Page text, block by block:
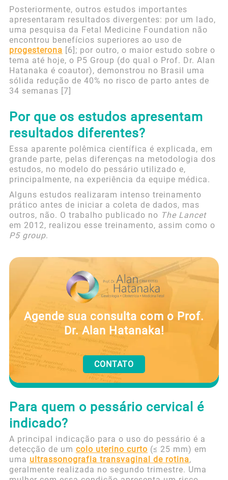
Posteriormente, outros estudos importantes
apresentaram resultados divergentes: por um lado,
uma pesquisa da Fetal Medicine Foundation não
encontrou benefícios superiores ao uso de
progesterona [6]; por outro, o maior estudo sobre o
tema até hoje, o P5 Group (do qual o Prof. Dr. Alan
Hatanaka é coautor), demonstrou no Brasil uma
sólida redução de 40% no risco de parto antes de
34 semanas [7]
Por que os estudos apresentam
resultados diferentes?
Essa aparente polêmica científica é explicada, em
grande parte, pelas diferenças na metodologia dos
estudos, no modelo do pessário utilizado e,
principalmente, na experiência da equipe médica.
Alguns estudos realizaram intenso treinamento
prático antes de iniciar a coleta de dados, mas
outros, não. O trabalho publicado no The Lancet
em 2012, realizou esse treinamento, assim como o
P5 group.
Agende sua consulta com o Prof.
Dr. Alan Hatanaka!
CONTATO
Para quem o pessário cervical é
indicado?
A principal indicação para o uso do pessário é a
detecção de um colo uterino curto (≤ 25 mm) em
uma ultrassonografia transvaginal de rotina,
geralmente realizada no segundo trimestre. Uma